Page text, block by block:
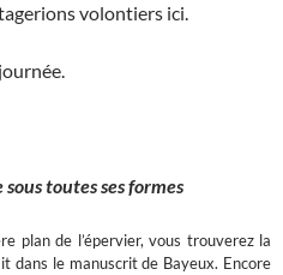
volontiers ici.
sous toutes ses formes
plan de l’épervier, vous trouverez la
dans le manuscrit de Bayeux. Encore